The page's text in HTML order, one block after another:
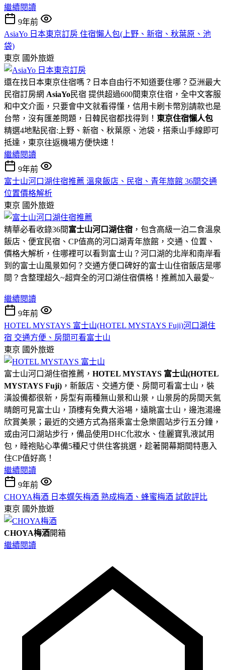
繼續閱讀
9年前
AsiaYo 日本東京訂房 住宿懶人包(上野、新宿、秋葉原、池
袋)
東京 國外旅遊
還在找日本東京住宿嗎？日本自由行不知道要住哪？亞洲最大
民宿訂房網 AsiaYo民宿 提供超過600間東京住宿，全中文客服
和中文介面，只要會中文就看得懂，信用卡刷卡幣別請款也是
台幣，沒有匯差問題，日韓民宿都找得到！ 東京住宿懶人包
精選4地點民宿:上野、新宿、秋葉原、池袋，搭乘山手線即可
抵達，東京往返機場方便快速！
繼續閱讀
9年前
富士山河口湖住宿推薦 溫泉飯店、民宿、青年旅館 36間交通
位置價格解析
東京 國外旅遊
精華必看收錄36間富士山河口湖住宿 ，包含高級一泊二食溫泉
飯店、便宜民宿、CP值高的河口湖青年旅館，交通、位置、
價格大解析，住哪裡可以看到富士山？河口湖的北岸和南岸看
到的富士山風景如何？交通方便口碑好的富士山住宿飯店是哪
間？含整理超久~超齊全的河口湖住宿價格！推薦加入最愛~
繼續閱讀
9年前
HOTEL MYSTAYS 富士山(HOTEL MYSTAYS Fuji)河口湖住
宿 交通方便、房間可看富士山
東京 國外旅遊
富士山河口湖住宿推薦， HOTEL MYSTAYS 富士山(HOTEL
MYSTAYS Fuji) ，新飯店、交通方便、房間可看富士山，裝
潢設備都很新，房型有兩種無山景和山景，山景房的房間天氣
晴朗可見富士山，頂樓有免費大浴場，遠眺富士山，邊泡湯邊
欣賞美景；最近的交通方式為搭乘富士急樂園站步行五分鐘，
或由河口湖站步行，備品使用DHC化妝水、佳麗寶乳液試用
包，睡袍貼心準備5種尺寸供住客挑選，趁著開幕期間特惠入
住CP值好高！
繼續閱讀
9年前
CHOYA梅酒 日本蝶矢梅酒 熟成梅酒、蜂蜜梅酒 試飲評比
東京 國外旅遊
CHOYA梅酒開箱
繼續閱讀